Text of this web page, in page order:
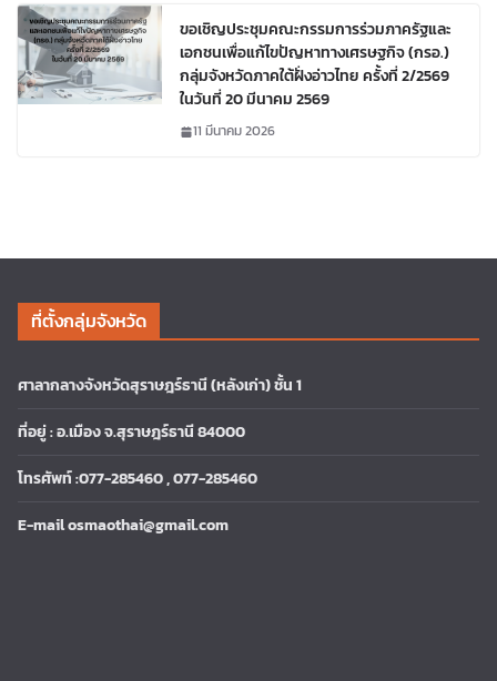
ขอเชิญประชุมคณะกรรมการร่วมภาครัฐและ
เอกชนเพื่อแก้ไขปัญหาทางเศรษฐกิจ (กรอ.)
กลุ่มจังหวัดภาคใต้ฝั่งอ่าวไทย ครั้งที่ 2/2569
ในวันที่ 20 มีนาคม 2569
11 มีนาคม 2026
ที่ตั้งกลุ่มจังหวัด
ศาลากลางจังหวัดสุราษฎร์ธานี (หลังเก่า) ชั้น 1
ที่อยู่ : อ.เมือง จ.สุราษฎร์ธานี 84000
โทรศัพท์ :077-285460 , 077-285460
E-mail osmaothai@gmail.com